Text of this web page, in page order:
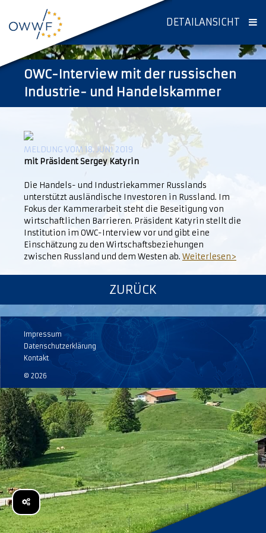
DETAILANSICHT
OWC-Interview mit der russischen
Industrie- und Handelskammer
MELDUNG VOM 18. JUNI 2019
mit Präsident Sergey Katyrin
Die Handels- und Industriekammer Russlands
unterstützt ausländische Investoren in Russland. Im
Fokus der Kammerarbeit steht die Beseitigung von
wirtschaftlichen Barrieren. Präsident Katyrin stellt die
Institution im OWC-Interview vor und gibt eine
Einschätzung zu den Wirtschaftsbeziehungen
zwischen Russland und dem Westen ab. Weiterlesen>
ZURÜCK
Impressum
Datenschutzerklärung
Kontakt
© 2026